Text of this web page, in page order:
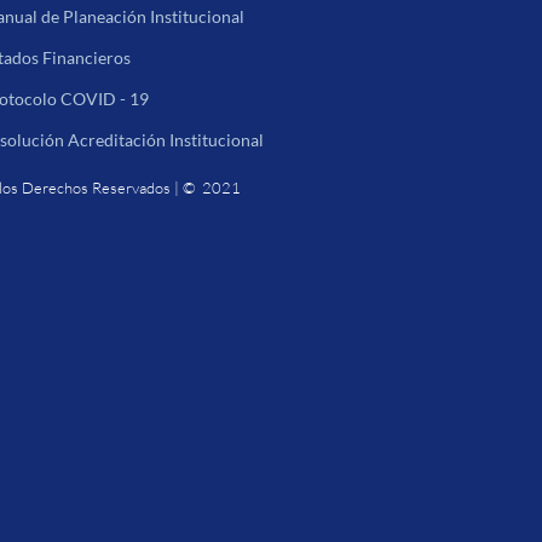
de Planeación Institucional
Financieros
COVID - 19
Acreditación Institucional
Derechos Reservados | © 2021